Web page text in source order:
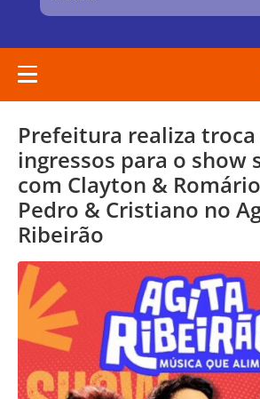
Prefeitura realiza troca
ingressos para o show
com Clayton &
Pedro & Cristiano no
Ribeirão